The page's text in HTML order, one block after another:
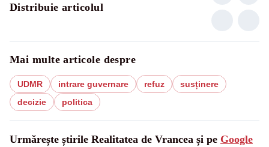
Distribuie articolul
Mai multe articole despre
UDMR intrare guvernare refuz
susținere
decizie
politica
Urmărește știrile Realitatea de Vrancea și pe Google